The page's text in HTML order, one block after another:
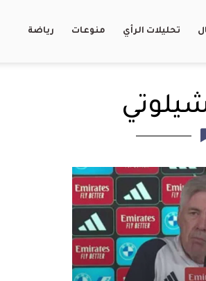
تحليلات الرأي منوعات رياضة